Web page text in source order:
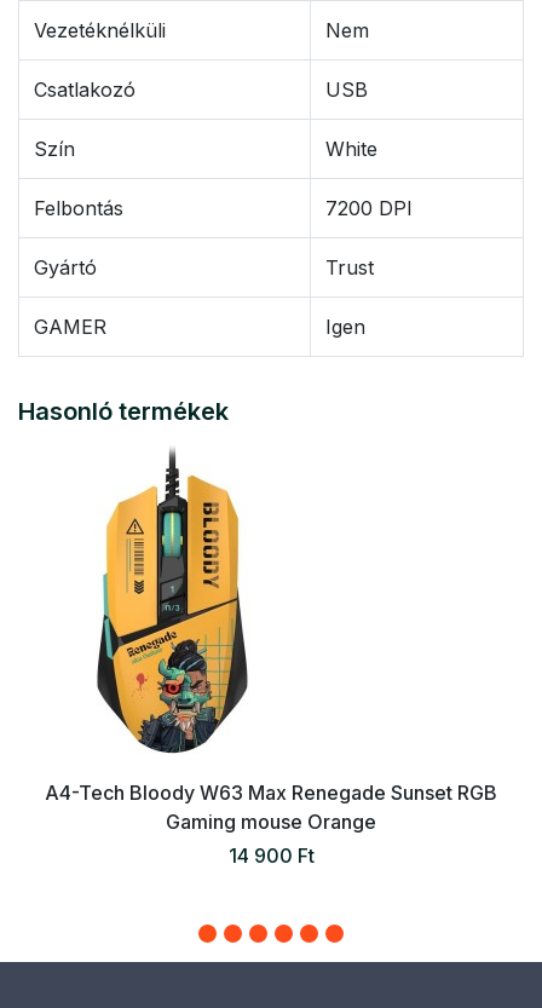
Vezetéknélküli Nem
Csatlakozó USB
Szín White
Felbontás 7200 DPI
Gyártó Trust
GAMER Igen
Hasonló termékek
A4-Tech Bloody W63 Max Renegade Sunset RGB
Gaming mouse Orange
14 900 Ft